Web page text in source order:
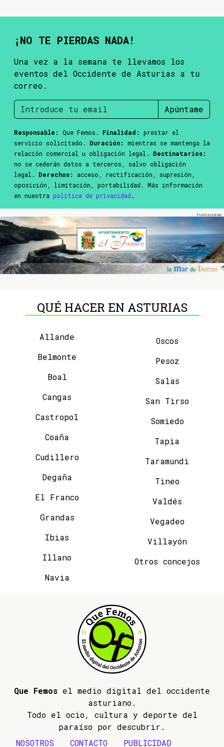
¡NO TE PIERDAS NADA!
Una vez a la semana te llevamos los
eventos del Occidente de Asturias a tu
correo.
Apúntame
Responsable: Que Femos. Finalidad:
prestar el
servicio solicitado. Duración:
mientras se mantenga la
relación comercial u obligación legal. Destinatarios:
no se cederán datos a terceros, salvo obligación
legal. Derechos:
acceso, rectificación, supresión,
oposición, limitación, portabilidad. Más información
en nuestra política de privacidad .
QUÉ HACER EN ASTURIAS
Allande
Belmonte
Boal
Cangas
Castropol
Coaña
Cudillero
Degaña
El Franco
Grandas
Ibias
Illano
Navia
Oscos
Pesoz
Salas
San Tirso
Somiedo
Tapia
Taramundi
Tineo
Valdés
Vegadeo
Villayón
Otros concejos
Que Femos el medio digital del occidente
asturiano.
Todo el ocio, cultura y deporte del
paraíso por descubrir.
NOSOTROS
CONTACTO PUBLICIDAD